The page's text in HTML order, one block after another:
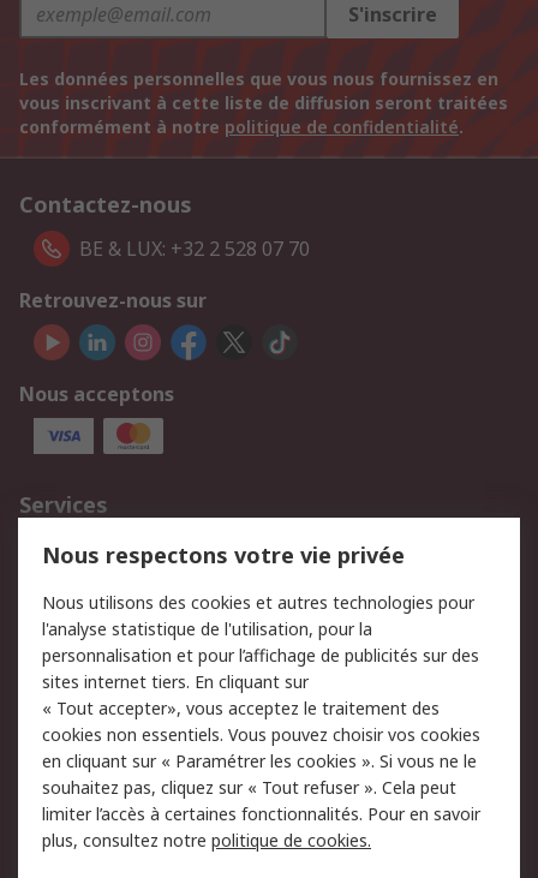
S'inscrire
Les données personnelles que vous nous fournissez en
vous inscrivant à cette liste de diffusion seront traitées
conformément à notre politique de confidentialité.
Contactez-nous
BE & LUX: +32 2 528 07 70
Retrouvez-nous sur
Nous acceptons
Services
750.000 produits
2.500 marques
Retours
Support technique
Track & trace
Legal
Politique de cookies
Sécurité des e-mails
Politique de protection
des données - Mise à
jour
Conditions générales
de vente
Nous respectons votre vie privée
Nous utilisons des cookies et autres technologies pour
l'analyse statistique de l'utilisation, pour la
personnalisation et pour l’affichage de publicités sur des
sites internet tiers. En cliquant sur
« Tout accepter», vous acceptez le traitement des
cookies non essentiels. Vous pouvez choisir vos cookies
en cliquant sur « Paramétrer les cookies ». Si vous ne le
souhaitez pas, cliquez sur « Tout refuser ». Cela peut
limiter l’accès à certaines fonctionnalités. Pour en savoir
plus, consultez notre politique de cookies.